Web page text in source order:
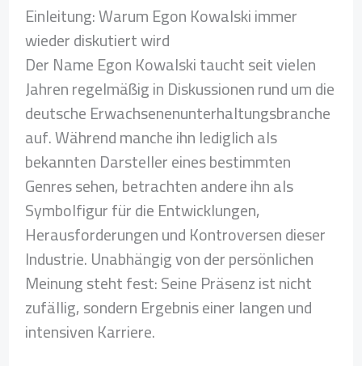
Einleitung: Warum Egon Kowalski immer
wieder diskutiert wird
Der Name Egon Kowalski taucht seit vielen
Jahren regelmäßig in Diskussionen rund um die
deutsche Erwachsenenunterhaltungsbranche
auf. Während manche ihn lediglich als
bekannten Darsteller eines bestimmten
Genres sehen, betrachten andere ihn als
Symbolfigur für die Entwicklungen,
Herausforderungen und Kontroversen dieser
Industrie. Unabhängig von der persönlichen
Meinung steht fest: Seine Präsenz ist nicht
zufällig, sondern Ergebnis einer langen und
intensiven Karriere.